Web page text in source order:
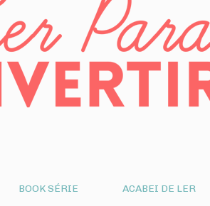
BOOK SÉRIE ACABEI DE LER